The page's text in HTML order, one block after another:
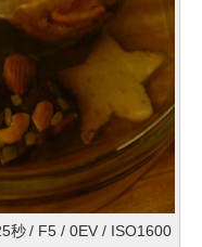
秒 / F5 / 0EV / ISO1600